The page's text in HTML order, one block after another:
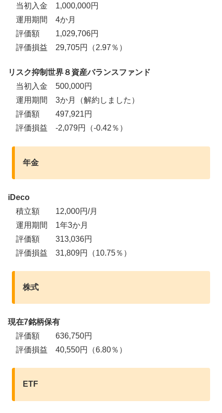
当初入金 1,000,000円
運用期間 4か月
評価額 1,029,706円
評価損益 29,705円（2.97％）
リスク抑制世界８資産バランスファンド
当初入金 500,000円
運用期間 3か月（解約しました）
評価額 497,921円
評価損益 -2,079円（-0.42％）
年金
iDeco
積立額 12,000円/月
運用期間 1年3か月
評価額 313,036円
評価損益 31,809円（10.75％）
株式
現在7銘柄保有
評価額 636,750円
評価損益 40,550円（6.80％）
ETF